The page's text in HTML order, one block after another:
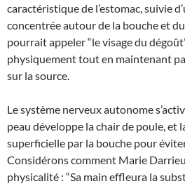
caractéristique de l’estomac, suivie
concentrée autour de la bouche et du
pourrait appeler “le visage du
physiquement tout en maintenant
sur la source.
Le système nerveux autonome
peau développe la chair de poule, et
superficielle par la bouche pour
Considérons comment Marie
physicalité : “Sa main effleura la